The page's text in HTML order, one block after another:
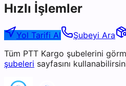
Hızlı İşlemler
Yol Tarifi Al Şubeyi Ara
Tüm PTT Kargo şubelerini
şubeleri sayfasını